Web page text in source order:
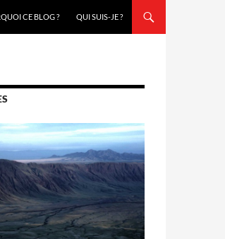
CE BLOG ? QUI SUIS-JE ?